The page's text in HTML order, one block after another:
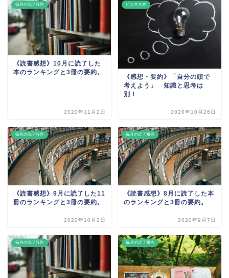
毎月の読了報告
《読書感想》10月に読了した
本のランキングと3冊の要約。
2020年11月2日
ビジネス本
《感想・要約》「自分の頭で
考えよう」 知識と思考は
別！
2020年10月26日
毎月の読了報告
《読書感想》9月に読了した11
冊のランキングと3冊の要約。
2020年10月2日
毎月の読了報告
《読書感想》8月に読了した本
のランキングと3冊の要約。
2020年9月7日
毎月の読了報告 毎月の読了報告